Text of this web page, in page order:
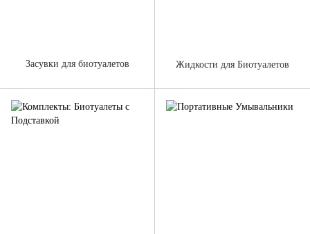
Засувки для биотуалетов Жидкости для Биотуалетов